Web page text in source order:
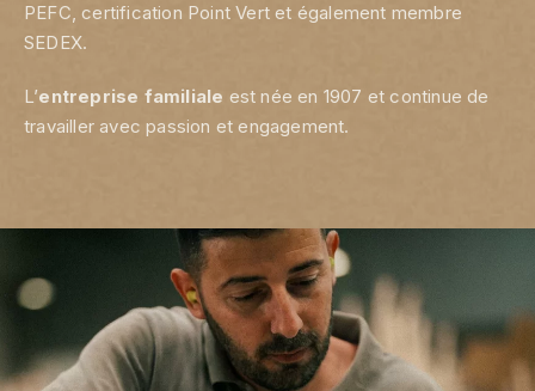
PEFC, certification Point Vert et également membre
SEDEX.
L’entreprise familiale est née en 1907 et continue de
travailler avec passion et engagement.